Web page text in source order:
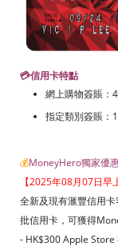
💳信用卡特點
網上購物簽賬：
指定類別簽賬：
💰MoneyHero獨家優
【2025年08月07日早
全新及現有滙豐信用
批信用卡，可獲得
- HK$300 Apple Store